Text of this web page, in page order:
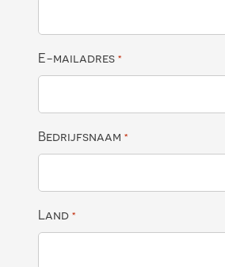
E-mailadres *
Bedrijfsnaam *
Land *